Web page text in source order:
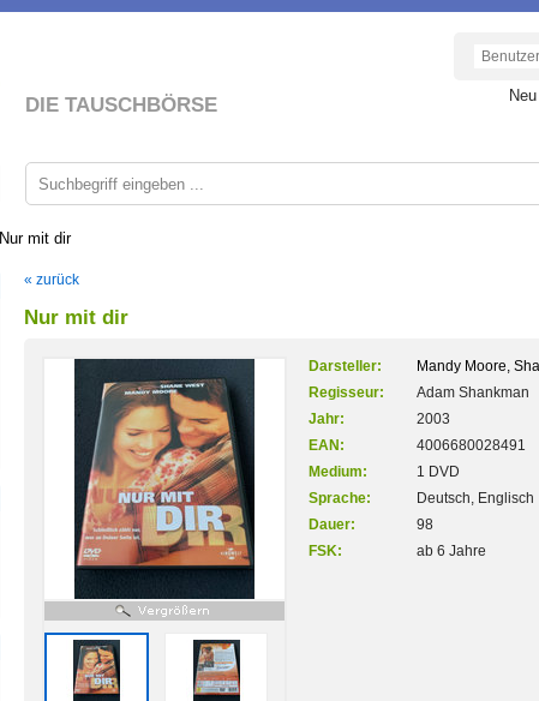
DIE TAUSCHBÖRSE
Nur mit dir
« zurück
Nur mit dir
Darsteller:
Mandy Moore,
Regisseur:
Adam Shankman
Jahr:
2003
EAN:
4006680028491
Medium:
1 DVD
Sprache:
Deutsch, Englisch
Dauer:
98
FSK:
ab 6 Jahre